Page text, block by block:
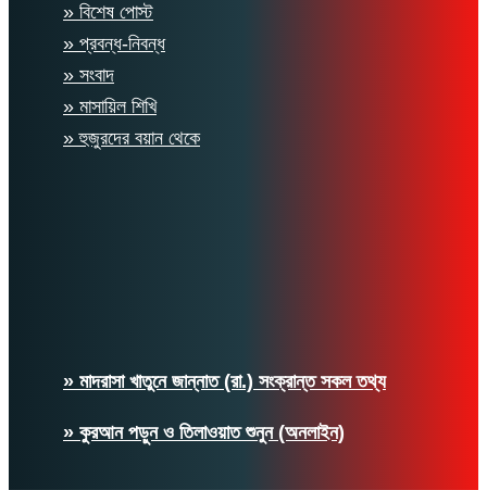
» বিশেষ পোস্ট
» প্রবন্ধ-নিবন্ধ
» সংবাদ
» মাসায়িল শিখি
» হুজুরদের বয়ান থেকে
» মাদরাসা খাতুনে জান্নাত (রা.) সংক্রান্ত সকল তথ্য
» কুরআন পড়ুন ও তিলাওয়াত শুনুন (অনলাইন)